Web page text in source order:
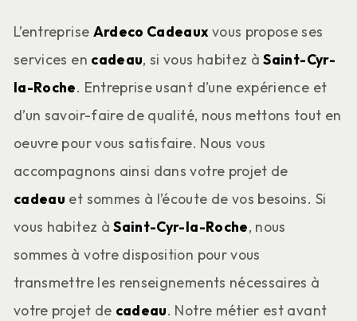
L’entreprise Ardeco Cadeauxvous propose ses
services en cadeau, si vous habitez àSaint-Cyr-
la-Roche. Entreprise usant d’une expérience et
d’un savoir-faire de qualité, nous mettons tout en
oeuvre pour vous satisfaire. Nous vous
accompagnons ainsi dans votre projet de
cadeau et sommes à l’écoute de vos besoins. Si
vous habitez àSaint-Cyr-la-Roche, nous
sommes à votre disposition pour vous
transmettre les renseignements nécessaires à
votre projet de cadeau. Notre métier est avant